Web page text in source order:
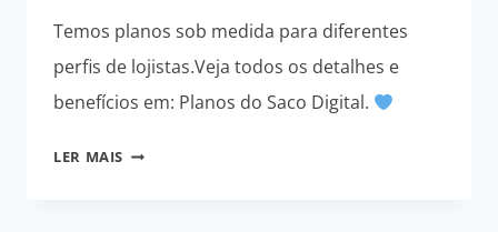
Temos planos sob medida para diferentes
perfis de lojistas.Veja todos os detalhes e
benefícios em: Planos do Saco Digital.
LER MAIS 04.